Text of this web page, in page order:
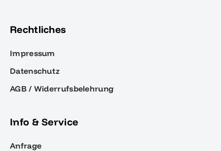
Rechtliches
Impressum
Datenschutz
AGB / Widerrufsbelehrung
Info & Service
Anfrage